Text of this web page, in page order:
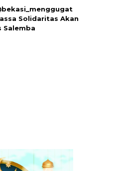
Solidaritas Akan
Salemba